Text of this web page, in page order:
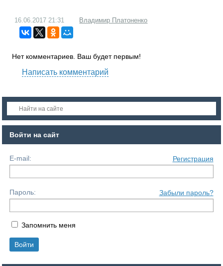
16.06.2017 21:31 Владимир Платоненко
Нет комментариев. Ваш будет первым!
Написать комментарий
Войти на сайт
E-mail: Регистрация
Пароль: Забыли пароль?
Запомнить меня